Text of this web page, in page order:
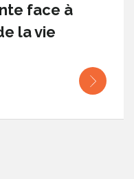
face à
la vie